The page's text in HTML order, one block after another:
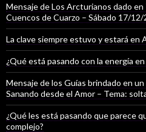
Mensaje de Los Arcturianos dado
Cuencos de Cuarzo – Sábado 17/
La clave siempre estuvo y estará en
¿Qué está pasando con la energía
Mensaje de los Guías brindado en
Sanando desde el Amor – Tema:
¿Qué les está pasando que parece
complejo?